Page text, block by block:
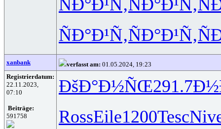
ÑÐ°Ð¹Ñ‚ÑÐ°Ð¹Ñ‚
ÑÐ°Ð¹Ñ‚ÑÐ°Ð¹Ñ‚
xanbank verfasst am: 01.05.2024, 19:23
Registrierdatum:
22.11.2023,
07:10
Beiträge:
591758
ÐšÐ°Ð½ÑŒ291.7
RossEile1200Tesc